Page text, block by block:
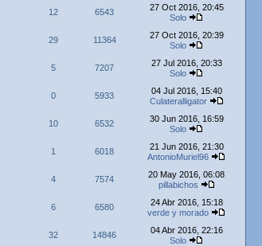
12 6543
27 Oct 2016, 20:45
Solo
29 11364
27 Oct 2016, 20:39
Solo
5 7207
27 Jul 2016, 20:33
Solo
0 5933
04 Jul 2016, 15:40
Culateralligator
10 6532
30 Jun 2016, 16:59
Solo
1 6018
21 Jun 2016, 21:30
AntonioMuriel96
4 7574
20 May 2016, 06:08
pillabichos
6 6580
24 Abr 2016, 15:18
verde y morado
32 14846
04 Abr 2016, 22:16
Solo